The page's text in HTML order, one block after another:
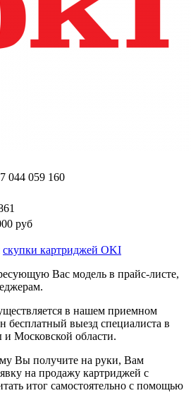
044 059 160
руб
скупки картриджей OKI
Вас модель в прайс-листе,
в нашем приемном
бесплатный выезд специалиста в
Московской области.
Вы получите на руки, Вам
на продажу картриджей с
итог самостоятельно с помощью